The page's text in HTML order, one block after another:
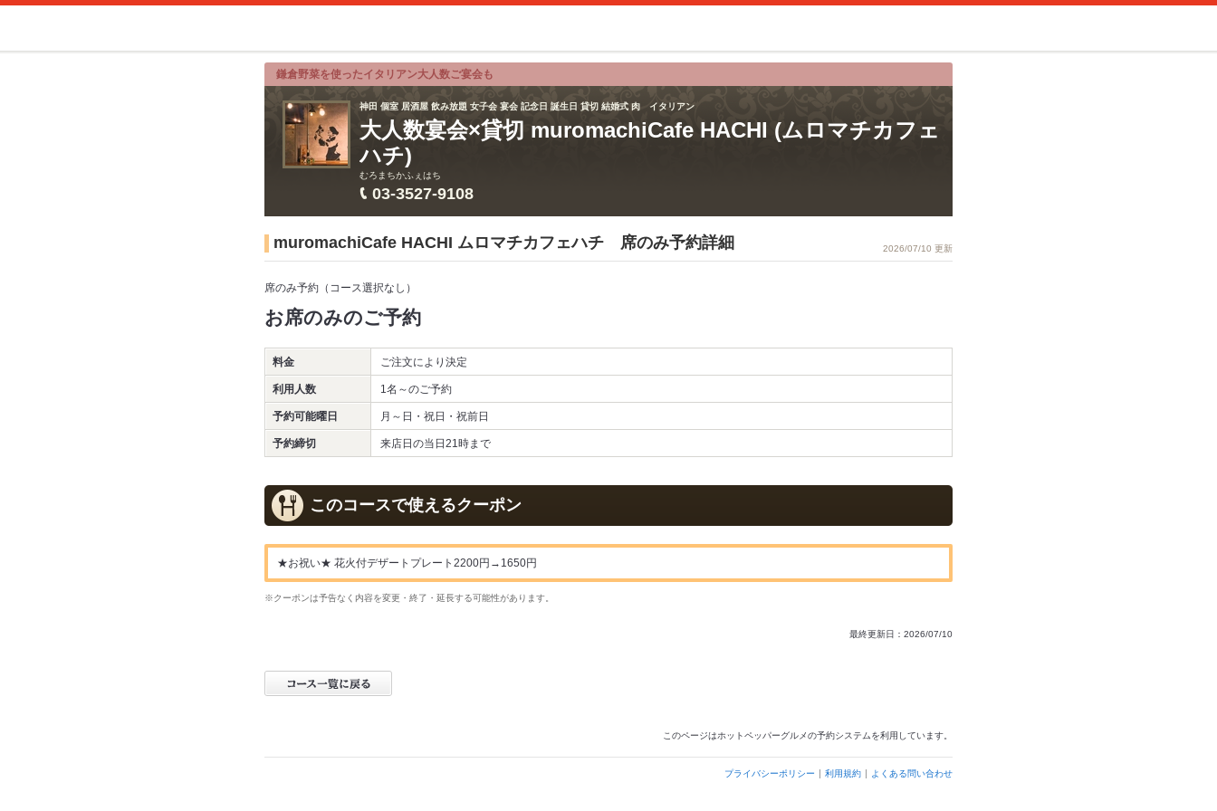
鎌倉野菜を使ったイタリアン大人数ご宴会も
神田 個室 居酒屋 飲み放題 女子会 宴会 記念日 誕生日 貸切 結婚式 肉 イタリアン
大人数宴会×貸切 muromachiCafe HACHI (ムロマチカフェ
ハチ)
むろまちかふぇはち
03-3527-9108
2026/07/10 更新
muromachiCafe HACHI ムロマチカフェハチ 席のみ予約詳細
席のみ予約（コース選択なし）
お席のみのご予約
料金 ご注文により決定
利用人数 1名～のご予約
予約可能曜日 月～日・祝日・祝前日
予約締切 来店日の当日21時まで
このコースで使えるクーポン
★お祝い★ 花火付デザートプレート2200円→1650円
※クーポンは予告なく内容を変更・終了・延長する可能性があります。
最終更新日：2026/07/10
このページはホットペッパーグルメの予約システムを利用しています。
プライバシーポリシー 利用規約 よくある問い合わせ